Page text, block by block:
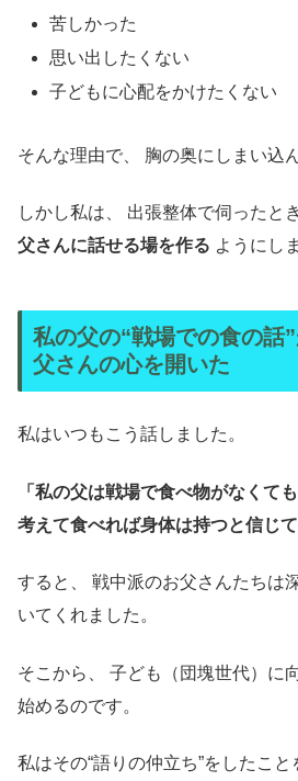
苦しかった
思い出したくない
子どもに心配をかけたくない
そんな理由で、 胸の奥にしまい込
しかし私は、 出張整体で伺ったと
父さんに話せる場を作る ようにし
私の父の“戦場での食の話
父さんの心を開いた
私はいつもこう話しました。
「私の父は戦場で食べ物がなくても
考えて食べれば身体は持つと信じて
すると、 戦中派のお父さんたちは
いてくれました。
そこから、 子ども（団塊世代）に
始めるのです。
私はその“語りの仲立ち”をしたこ